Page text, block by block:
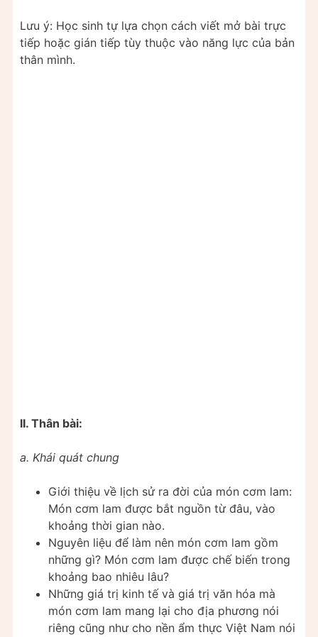
Lưu ý: Học sinh tự lựa chọn cách viết mở bài trực
tiếp hoặc gián tiếp tùy thuộc vào năng lực của bản
thân mình.
II. Thân bài:
a. Khái quát chung
Giới thiệu về lịch sử ra đời của món cơm lam:
Món cơm lam được bắt nguồn từ đâu, vào
khoảng thời gian nào.
Nguyên liệu để làm nên món cơm lam gồm
những gì? Món cơm lam được chế biến trong
khoảng bao nhiêu lâu?
Những giá trị kinh tế và giá trị văn hóa mà
món cơm lam mang lại cho địa phương nói
riêng cũng như cho nền ẩm thực Việt Nam nói